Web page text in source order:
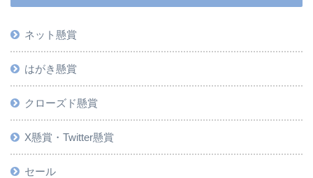
ネット懸賞
はがき懸賞
クローズド懸賞
X懸賞・Twitter懸賞
セール